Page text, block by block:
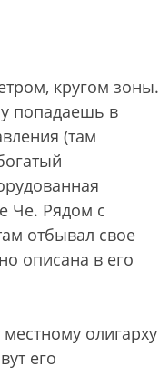
кругом зоны.
попадаешь в
(там
Че. Рядом с
отбывал свое
описана в его
олигарху
его